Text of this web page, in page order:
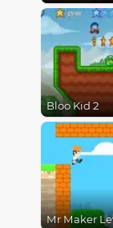
Bloo Kid 2